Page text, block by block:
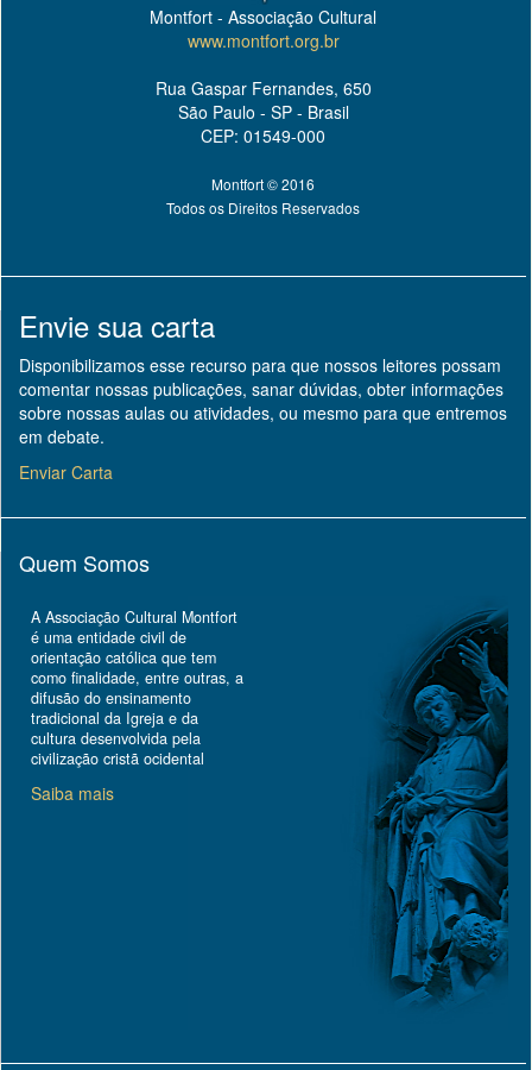
Montfort - Associação Cultural
www.montfort.org.br
Rua Gaspar Fernandes, 650
São Paulo - SP - Brasil
CEP: 01549-000
Montfort © 2016
Todos os Direitos Reservados
Envie sua carta
Disponibilizamos esse recurso para que nossos leitores possam
comentar nossas publicações, sanar dúvidas, obter informações
sobre nossas aulas ou atividades, ou mesmo para que entremos
em debate.
Enviar Carta
Quem Somos
A Associação Cultural Montfort
é uma entidade civil de
orientação católica que tem
como finalidade, entre outras, a
difusão do ensinamento
tradicional da Igreja e da
cultura desenvolvida pela
civilização cristã ocidental
Saiba mais